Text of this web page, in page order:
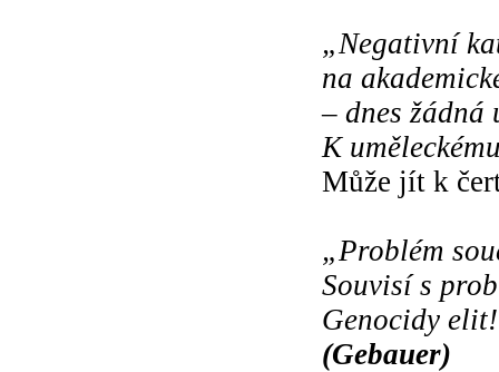
„Negativní
na
– dnes žádná
K
Může jít k
„Problém
Souvisí s
Genocidy
(Gebauer)